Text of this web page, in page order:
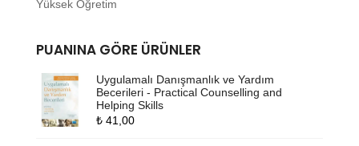
Yüksek Öğretim
PUANINA GÖRE ÜRÜNLER
Uygulamalı Danışmanlık ve Yardım
Becerileri - Practical Counselling and
Helping Skills
₺41,00